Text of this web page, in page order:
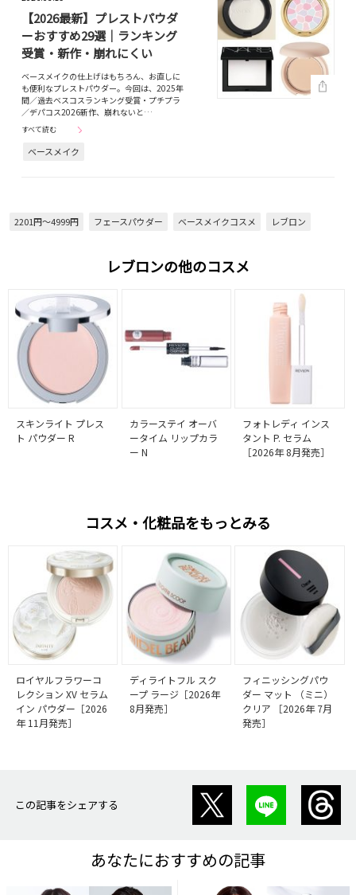
【2026最新】プレストパウダ
ーおすすめ29選｜ランキング
受賞・新作・崩れにくい
ベースメイクの仕上げはもちろん、お直しに
も便利なプレストパウダー。今回は、2025年
間／過去ベスコスランキング受賞・プチプラ
／デパコス2026新作、崩れないと…
すべて読む
ベースメイク
2201円～4999円 フェースパウダー ベースメイクコスメ レブロン
レブロンの他のコスメ
スキンライト プレス
ト パウダー R
カラーステイ オーバ
ータイム リップカラ
ー N
フォトレディ インス
タント P. セラム
［2026年 8月発売］
コスメ・化粧品をもっとみる
ロイヤルフラワーコ
レクション XV セラム
イン パウダー［2026
年 11月発売］
ディライトフル スク
ープ ラージ［2026年
8月発売］
フィニッシングパウ
ダー マット （ミニ）
クリア ［2026年 7月
発売］
この記事をシェアする
あなたにおすすめの記事